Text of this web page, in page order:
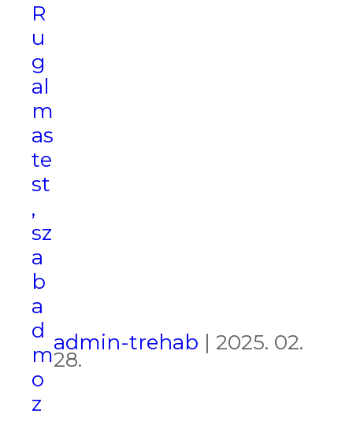
R
u
g
al
m
as
te
st
,
sz
a
b
a
d
m
o
z
admin-trehab 2025. 02.
28.